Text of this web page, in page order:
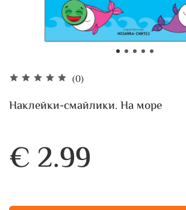
(0)
Наклейки-смайлики. На море
€ 2.99